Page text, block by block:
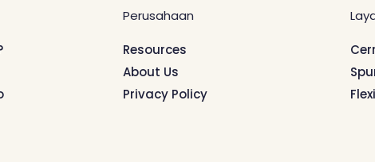
Perusahaan
Resources
About Us
Privacy Policy